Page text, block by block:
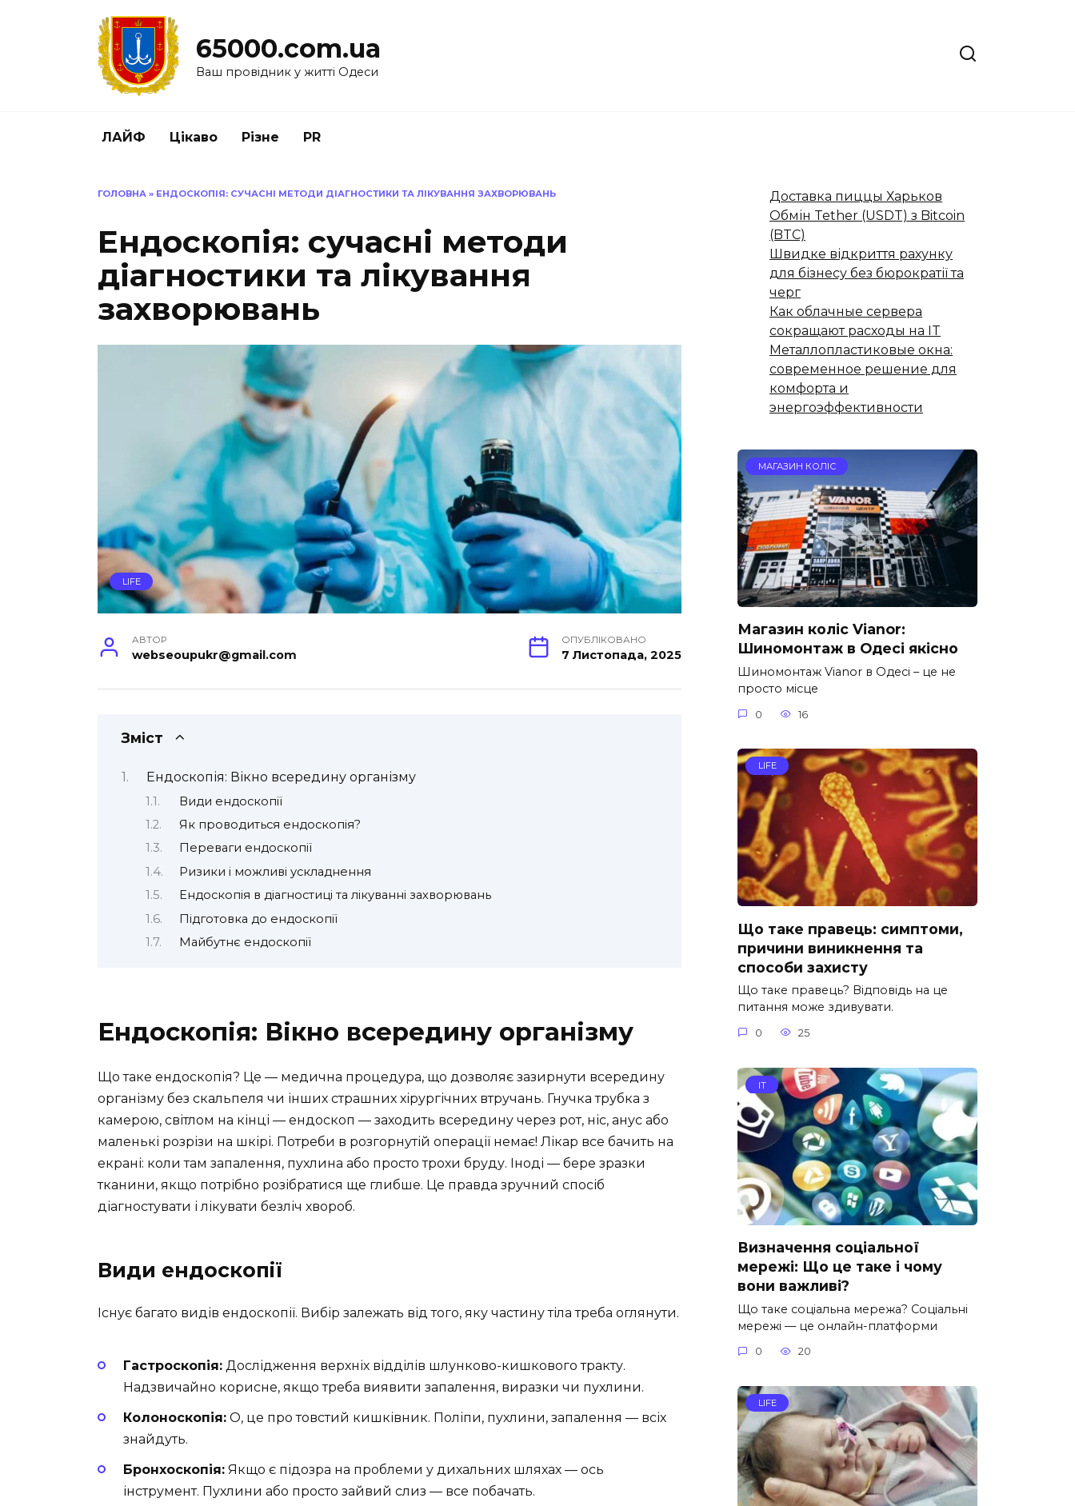
65000.com.ua
Ваш провідник у житті Одеси
ЛАЙФ Цікаво Різне PR
ГОЛОВНА » ЕНДОСКОПІЯ: СУЧАСНІ МЕТОДИ ДІАГНОСТИКИ ТА ЛІКУВАННЯ ЗАХВОРЮВАНЬ
Ендоскопія: сучасні методи
діагностики та лікування
захворювань
LIFE
АВТОР
webseoupukr@gmail.com
ОПУБЛІКОВАНО
7 Листопада, 2025
Зміст
Ендоскопія: Вікно всередину організму
Види ендоскопії
Як проводиться ендоскопія?
Переваги ендоскопії
Ризики і можливі ускладнення
Ендоскопія в діагностиці та лікуванні захворювань
Підготовка до ендоскопії
Майбутнє ендоскопії
Ендоскопія: Вікно всередину організму
Що таке ендоскопія? Це — медична процедура, що дозволяє зазирнути всередину
організму без скальпеля чи інших страшних хірургічних втручань. Гнучка трубка з
камерою, світлом на кінці — ендоскоп — заходить всередину через рот, ніс, анус або
маленькі розрізи на шкірі. Потреби в розгорнутій операції немає! Лікар все бачить на
екрані: коли там запалення, пухлина або просто трохи бруду. Іноді — бере зразки
тканини, якщо потрібно розібратися ще глибше. Це правда зручний спосіб
діагностувати і лікувати безліч хвороб.
Види ендоскопії
Існує багато видів ендоскопії. Вибір залежать від того, яку частину тіла треба оглянути.
Гастроскопія: Дослідження верхніх відділів шлунково-кишкового тракту.
Надзвичайно корисне, якщо треба виявити запалення, виразки чи пухлини.
Колоноскопія: О, це про товстий кишківник. Поліпи, пухлини, запалення — всіх
знайдуть.
Бронхоскопія: Якщо є підозра на проблеми у дихальних шляхах — ось
інструмент. Пухлини або просто зайвий слиз — все побачать.
Доставка пиццы Харьков
Обмін Tether (USDT) з Bitcoin
(BTC)
Швидке відкриття рахунку
для бізнесу без бюрократії та
черг
Как облачные сервера
сокращают расходы на IT
Металлопластиковые окна:
современное решение для
комфорта и
энергоэффективности
МАГАЗИН КОЛІС
Магазин коліс Vianor:
Шиномонтаж в Одесі якісно
Шиномонтаж Vianor в Одесі – це не
просто місце
0 16
LIFE
Що таке правець: симптоми,
причини виникнення та
способи захисту
Що таке правець? Відповідь на це
питання може здивувати.
0 25
IT
Визначення соціальної
мережі: Що це таке і чому
вони важливі?
Що таке соціальна мережа? Соціальні
мережі — це онлайн-платформи
0 20
LIFE